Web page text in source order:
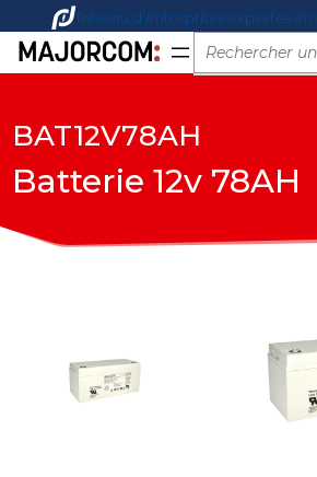
Réseau d’entreprises expertes
Rechercher
BAT12V78AH
Batterie 12v 78AH